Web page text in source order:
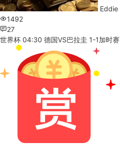
Eddie
1492
27
世界杯 04:30 德国VS巴拉圭 1-1加时赛